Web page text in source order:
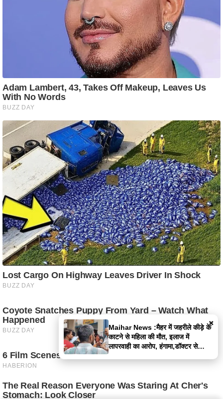
×
Maihar News :मैहर में जहरीले कीड़े के
काटने से महिला की मौत, इलाज में
लापरवाही का आरोप, हंगामा,डॉक्टर से